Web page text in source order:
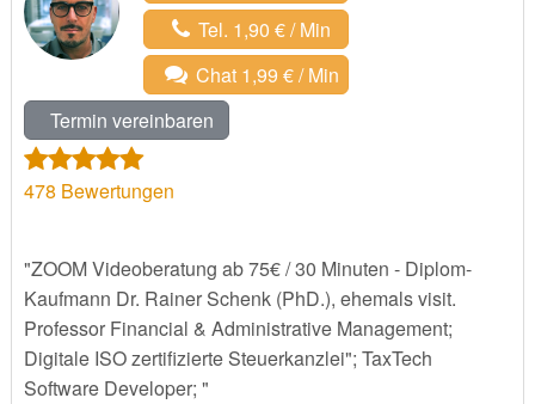
Tel. 1,90 € / Min
Chat 1,99 € / Min
Termin vereinbaren
478 Bewertungen
"ZOOM Videoberatung ab 75€ / 30 Minuten - Diplom-
Kaufmann Dr. Rainer Schenk (PhD.), ehemals visit.
Professor Financial & Administrative Management;
Digitale ISO zertifizierte Steuerkanzlei"; TaxTech
Software Developer; "